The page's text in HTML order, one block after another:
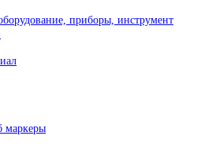
приборы, инструмент
маркеры